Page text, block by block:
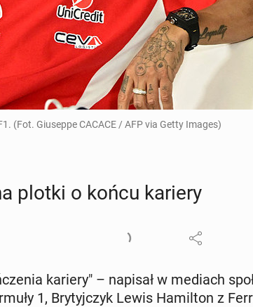
(Fot. Giuseppe CACACE / AFP via Getty Images)
plotki o końcu kariery
kariery" – napisał w mediach
1, Bry­tyj­czyk Lewis Ha­mil­ton z